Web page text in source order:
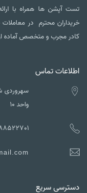
تست آپشن ها همراه با
خریداران محترم در معاملات
کادر مجرب و متخصص آماده
اطلاعات تماس
واحد ۱۰
دسترسی سریع